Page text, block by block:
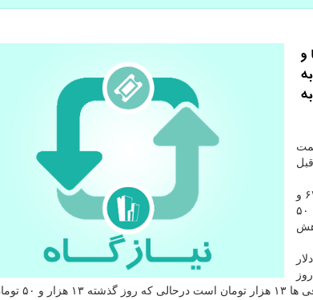
و
ها امروز (یكشنبه) هر دلار آمریكا را ۱۲ هزار و ۶۲۰ و
هر یورو را نیز ۱۴ هزار تومان می خرند كه دلار نسبت به روز گذشته ۵۰
كاهش
روز
و ۵۰ تومان بود.